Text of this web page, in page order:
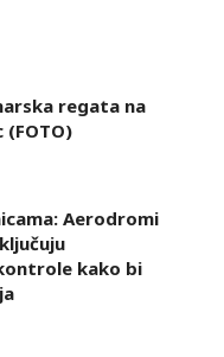
regata na
(FOTO)
Aerodromi
kako bi